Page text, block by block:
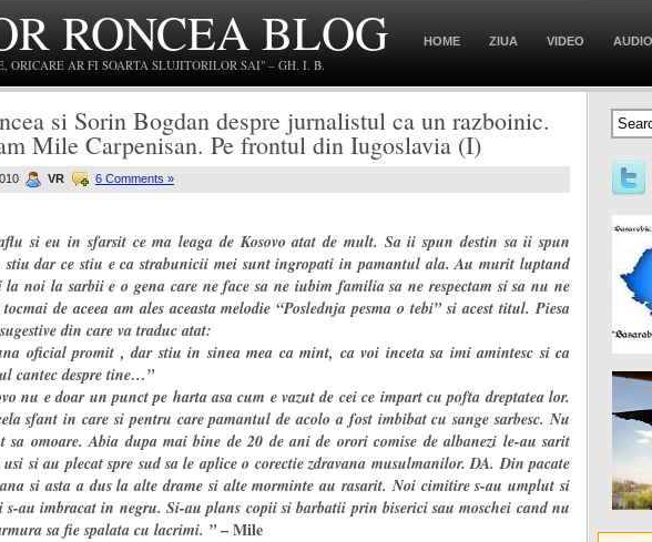
RONCEA BLOG
ORICARE AR FI SOARTA SLUJITORILOR SAI" – GH. I. B.
HOME ZIUA VIDEO AUDIO
si Sorin Bogdan despre jurnalistul ca un razboinic.
Mile Carpenisan. Pe frontul din Iugoslavia (I)
VR 6 Comments »
si eu in sfarsit ce ma leaga de Kosovo atat de mult. Sa ii spun destin sa ii spun
stiu dar ce stiu e ca strabunicii mei sunt ingropati in pamantul ala. Au murit luptand
la noi la sarbii e o gena care ne face sa ne iubim familia sa ne respectam si sa nu ne
de aceea am ales aceasta melodie “Poslednja pesma o tebi” si acest titul. Piesa
din care va traduc atat:
oficial promit , dar stiu in sinea mea ca mint, ca voi inceta sa imi amintesc si ca
cantec despre tine…”
nu e doar un punct pe harta asa cum e vazut de cei ce impart cu pofta dreptatea lor.
sfant in care si pentru care pamantul de acolo a fost imbibat cu sange sarbesc. Nu
sa omoare. Abia dupa mai bine de 20 de ani de orori comise de albanezi le-au sarit
si au plecat spre sud sa le aplice o corectie zdravana musulmanilor. DA. Din pacate
si asta a dus la alte drame si alte morminte au rasarit. Noi cimitire s-au umplut si
s-au imbracat in negru. Si-au plans copii si barbatii prin biserici sau moschei cand nu
sa fie spalata cu lacrimi. ” – Mile